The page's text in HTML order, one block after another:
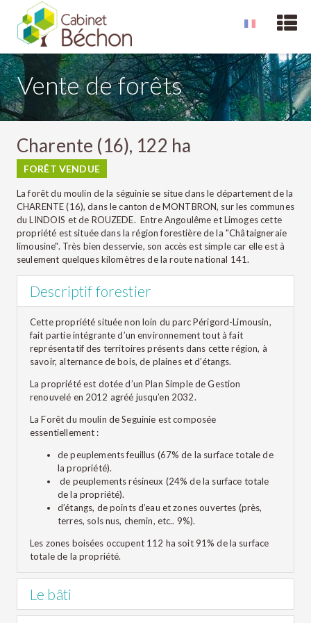
Vente de forêts
Charente (16), 122 ha
FORÊT VENDUE
La forêt du moulin de la séguinie se situe dans le département de la
CHARENTE (16), dans le canton de MONTBRON, sur les communes
du LINDOIS et de ROUZEDE. Entre Angoulême et Limoges cette
propriété est située dans la région forestière de la "Châtaigneraie
limousine". Très bien desservie, son accès est simple car elle est à
seulement quelques kilomètres de la route national 141.
Descriptif forestier
Cette propriété située non loin du parc Périgord-Limousin,
fait partie intégrante d’un environnement tout à fait
représentatif des territoires présents dans cette région, à
savoir, alternance de bois, de plaines et d’étangs.
La propriété est dotée d’un Plan Simple de Gestion
renouvelé en 2012 agréé jusqu’en 2032.
La Forêt du moulin de Seguinie est composée
essentiellement :
de peuplements feuillus (67% de la surface totale de
la propriété).
de peuplements résineux (24% de la surface totale
de la propriété).
d’étangs, de points d’eau et zones ouvertes (près,
terres, sols nus, chemin, etc.. 9%).
Les zones boisées occupent 112 ha soit 91% de la surface
totale de la propriété.
Le bâti